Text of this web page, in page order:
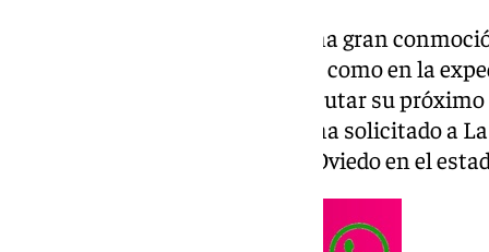
La triste noticia ha generado una gran
cantera del club malaguista, así como en la
encontraba en Oviedo para disputar su
respeto y homenaje, el Málaga ha solicitado a
durante el partido ante el Real Oviedo en el